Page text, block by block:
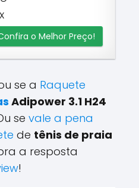
o Melhor Preço!
se a Raquete
Adipower 3.1 H24
se vale a pena
de tênis de praia
a resposta
!